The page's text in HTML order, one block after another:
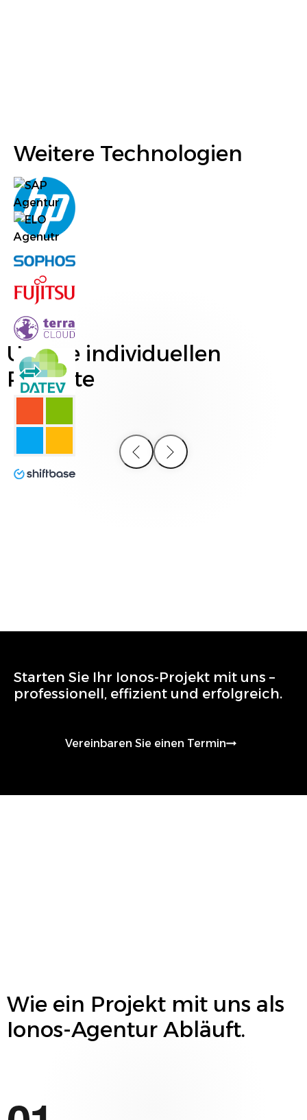
Weitere Technologien
Unsere individuellen
Projekte
Starten Sie Ihr Ionos-Projekt mit uns –
professionell, effizient und erfolgreich.
Vereinbaren Sie einen Termin
Wie ein Projekt mit uns als
Ionos-Agentur Abläuft.